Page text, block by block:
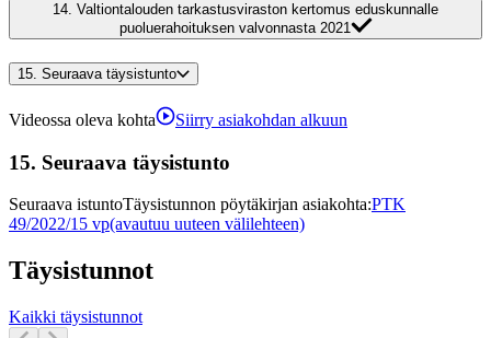
14. Valtiontalouden tarkastusviraston kertomus eduskunnalle
puoluerahoituksen valvonnasta 2021
15. Seuraava täysistunto
Videossa oleva kohta Siirry asiakohdan alkuun
15. Seuraava täysistunto
Seuraava istuntoTäysistunnon pöytäkirjan asiakohta:PTK
49/2022/15 vp(avautuu uuteen välilehteen)
Täysistunnot
Kaikki täysistunnot